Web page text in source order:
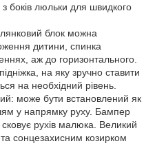
боків люльки для швидкого
блок можна
дитини, спинка
аж до горизонтального.
на яку зручно ставити
на необхідний рівень.
може бути встановлений як
у напрямку руху. Бампер
сковує рухів малюка. Великий
сонцезахисним козирком